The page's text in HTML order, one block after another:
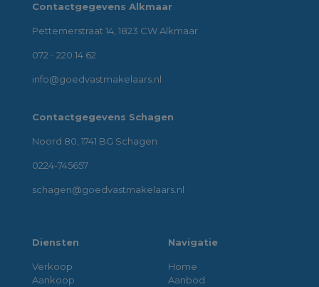
Contactgegevens Alkmaar
Pettemerstraat 14, 1823 CW Alkmaar
072 - 220 14 62
info@goedvastmakelaars.nl
Contactgegevens Schagen
Noord 80, 1741 BG Schagen
0224-745657
schagen@goedvastmakelaars.nl
Diensten
Verkoop
Aankoop
Navigatie
Home
Aanbod